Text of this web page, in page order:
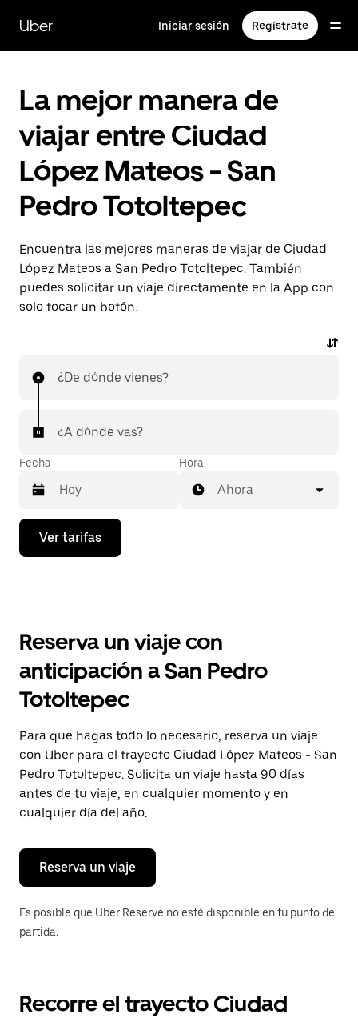
contenido
principal
Uber Iniciar sesión Regístrate
La mejor manera de
viajar entre Ciudad
López Mateos - San
Pedro Totoltepec
Encuentra las mejores maneras de viajar de Ciudad
López Mateos a San Pedro Totoltepec. También
puedes solicitar un viaje directamente en la App con
solo tocar un botón.
¿De dónde vienes?
¿A dónde vas?
Fecha
Presiona
flecha
el
y
selecciona
una
Presiona
la
tecla Esc
para
cerrar
el
calendario.
Hora
Ahora
Ver tarifas
Reserva un viaje con
anticipación a San Pedro
Totoltepec
Para que hagas todo lo necesario, reserva un viaje
con Uber para el trayecto Ciudad López Mateos - San
Pedro Totoltepec. Solicita un viaje hasta 90 días
antes de tu viaje, en cualquier momento y en
cualquier día del año.
Reserva un viaje
Es posible que Uber Reserve no esté disponible en tu punto de
partida.
Recorre el trayecto Ciudad